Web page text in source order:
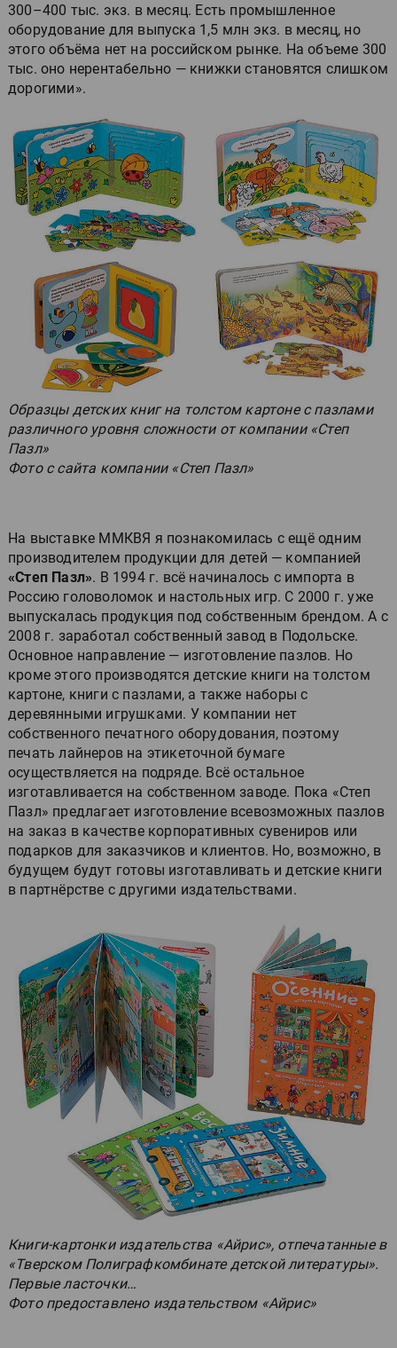
300–400 тыс. экз. в месяц. Есть промышленное
оборудование для выпуска 1,5 млн экз. в месяц, но
этого объёма нет на российском рынке. На объеме 300
тыс. оно нерентабельно — книжки становятся слишком
дорогими».
Образцы детских книг на толстом картоне с пазлами
различного уровня сложности от компании «Степ
Пазл»
Фото с сайта компании «Степ Пазл»
На выставке ММКВЯ я познакомилась с ещё одним
производителем продукции для детей — компанией
«Степ Пазл». В 1994 г. всё начиналось с импорта в
Россию головоломок и настольных игр. С 2000 г. уже
выпускалась продукция под собственным брендом. А с
2008 г. заработал собственный завод в Подольске.
Основное направление — изготовление пазлов. Но
кроме этого производятся детские книги на толстом
картоне, книги с пазлами, а также наборы с
деревянными игрушками. У компании нет
собственного печатного оборудования, поэтому
печать лайнеров на этикеточной бумаге
осуществляется на подряде. Всё остальное
изготавливается на собственном заводе. Пока «Степ
Пазл» предлагает изготовление всевозможных пазлов
на заказ в качестве корпоративных сувениров или
подарков для заказчиков и клиентов. Но, возможно, в
будущем будут готовы изготавливать и детские книги
в партнёрстве с другими издательствами.
Книги-картонки издательства «Айрис», отпечатанные в
«Тверском Полиграфкомбинате детской литературы».
Первые ласточки…
Фото предоставлено издательством «Айрис»